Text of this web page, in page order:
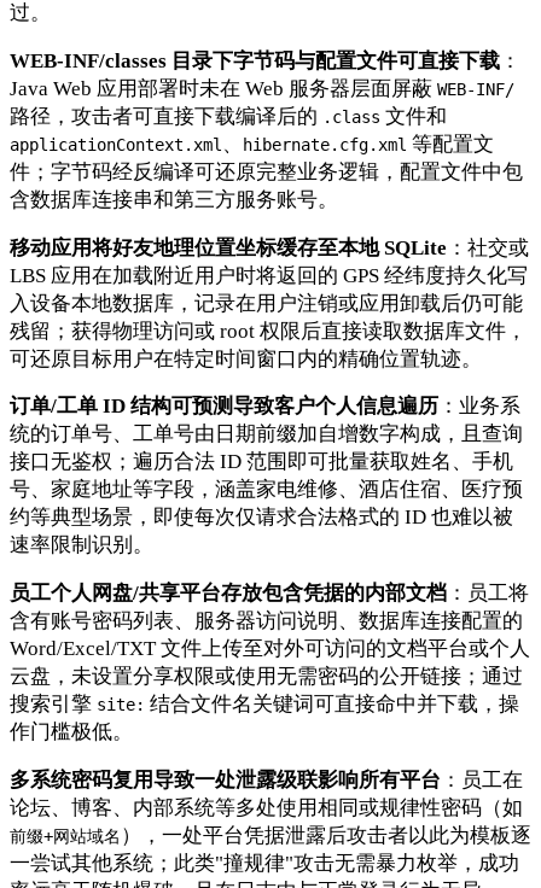
过。
WEB-INF/classes 目录下字节码与配置文件可直接下载 ：
Java Web 应用部署时未在 Web 服务器层面屏蔽 WEB-INF/
路径，攻击者可直接下载编译后的 .class 文件和
applicationContext.xml 、 hibernate.cfg.xml 等配置文
件；字节码经反编译可还原完整业务逻辑，配置文件中包
含数据库连接串和第三方服务账号。
移动应用将好友地理位置坐标缓存至本地 SQLite ：社交或
LBS 应用在加载附近用户时将返回的 GPS 经纬度持久化写
入设备本地数据库，记录在用户注销或应用卸载后仍可能
残留；获得物理访问或 root 权限后直接读取数据库文件，
可还原目标用户在特定时间窗口内的精确位置轨迹。
订单/工单 ID 结构可预测导致客户个人信息遍历 ：业务系
统的订单号、工单号由日期前缀加自增数字构成，且查询
接口无鉴权；遍历合法 ID 范围即可批量获取姓名、手机
号、家庭地址等字段，涵盖家电维修、酒店住宿、医疗预
约等典型场景，即使每次仅请求合法格式的 ID 也难以被
速率限制识别。
员工个人网盘/共享平台存放包含凭据的内部文档 ：员工将
含有账号密码列表、服务器访问说明、数据库连接配置的
Word/Excel/TXT 文件上传至对外可访问的文档平台或个人
云盘，未设置分享权限或使用无需密码的公开链接；通过
搜索引擎 site: 结合文件名关键词可直接命中并下载，操
作门槛极低。
多系统密码复用导致一处泄露级联影响所有平台 ：员工在
论坛、博客、内部系统等多处使用相同或规律性密码（如
前缀+网站域名 ），一处平台凭据泄露后攻击者以此为模板逐
一尝试其他系统；此类"撞规律"攻击无需暴力枚举，成功